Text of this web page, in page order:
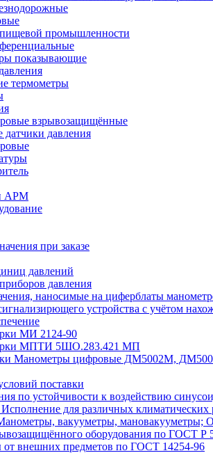
промышленности
показывающие
термометры
взрывозащищённые
давления
АРМ
при заказе
давлений
давления
наносимые на циферблаты
устройства с учётом
МИ 2124-90
МПТИ 5ШО.283.421 МП
Манометры цифровые ДМ5002М,
поставки
по устойчивости к воздействию
для различных климатических
вакууметры, мановакууметры;
оборудования по ГОСТ Р
от внешних предметов по ГОСТ 14254-96